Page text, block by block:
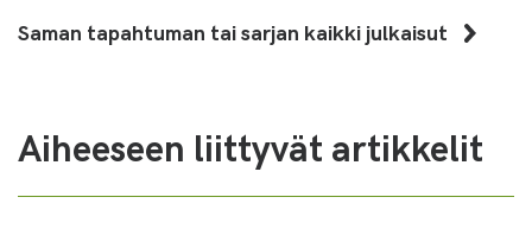
Saman tapahtuman tai sarjan kaikki julkaisut
Aiheeseen liittyvät artikkelit